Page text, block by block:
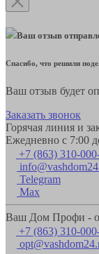
Ваш отзыв
Спасибо, что решили
Ваш отзыв будет
Заказать звонок
Горячая линия и
Ежедневно с 7:00
+7 (863) 310-
Telegram
Max
Ваш Дом Профи -
+7 (863) 310-